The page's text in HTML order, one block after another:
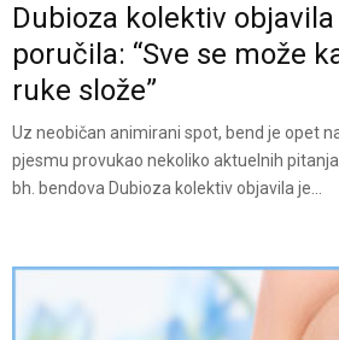
Dubioza kolektiv
poručila: “Sve se može
ruke slože”
Uz neobičan animirani spot, bend je opet
pjesmu provukao nekoliko aktuelnih
bh. bendova Dubioza kolektiv objavila je...